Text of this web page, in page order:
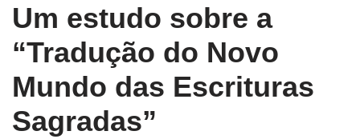
Um estudo sobre a
“Tradução do Novo
Mundo das Escrituras
Sagradas”